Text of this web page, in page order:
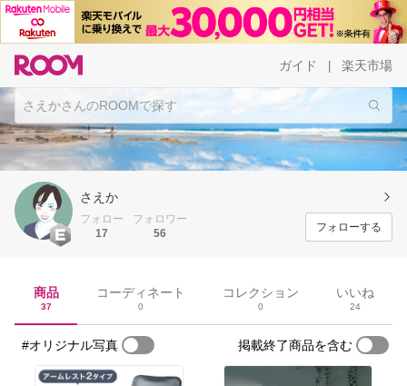
ガイド 楽天市場
さえか
フォロー
17
フォロワー
56
フォローする
商品
37
コーディネート
0
コレクション
0
いいね
24
#オリジナル写真 掲載終了商品を含む